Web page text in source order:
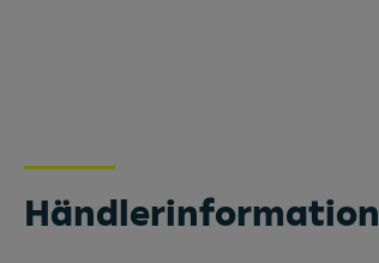
Händlerinformation